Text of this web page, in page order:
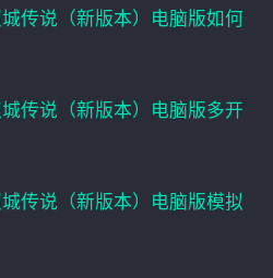
传说（新版本）电脑版如何
传说（新版本）电脑版多开
传说（新版本）电脑版模拟